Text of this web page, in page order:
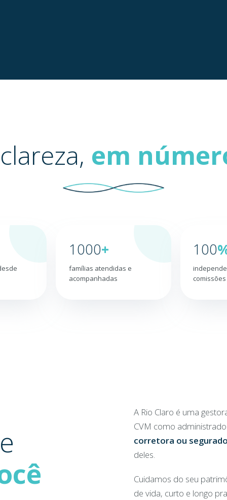
em
1000+
famílias atendidas e
acompanhadas
100
comissões
A Rio Claro é uma
CVM como
corretora ou
deles.
Cuidamos do seu
de vida, curto e longo